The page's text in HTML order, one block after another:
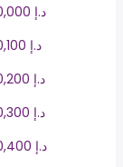
20,000 د.إ
20,100 د.إ
20,200 د.إ
20,300 د.إ
20,400 د.إ